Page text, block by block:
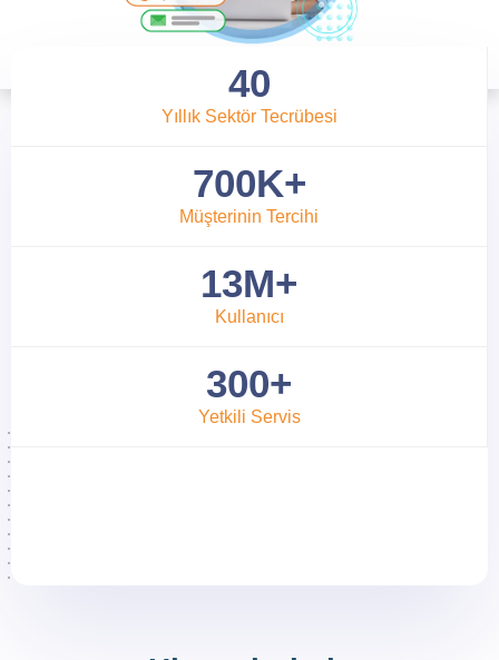
40
Yıllık Sektör Tecrübesi
700K+
Müşterinin Tercihi
13M+
Kullanıcı
300+
Yetkili Servis